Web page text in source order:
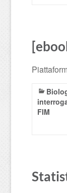
FIM